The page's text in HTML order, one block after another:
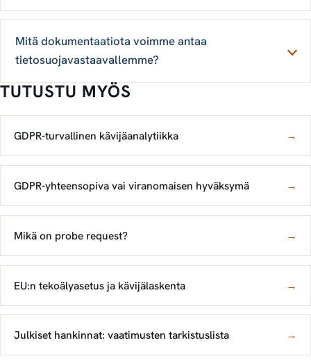
Mitä dokumentaatiota voimme antaa
tietosuojavastaavallemme?
TUTUSTU MYÖS
GDPR-turvallinen kävijäanalytiikka →
GDPR-yhteensopiva vai viranomaisen hyväksymä →
Mikä on probe request? →
EU:n tekoälyasetus ja kävijälaskenta →
Julkiset hankinnat: vaatimusten tarkistuslista →